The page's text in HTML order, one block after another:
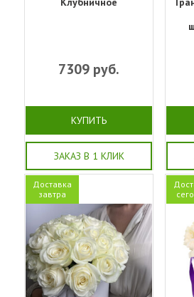
7309 руб.
КУПИТЬ
ЗАКАЗ В 1 КЛИК
Доставка
завтра